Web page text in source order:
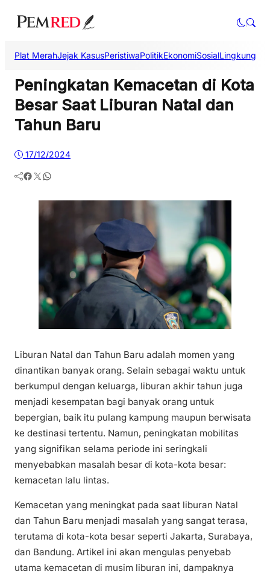
Plat MerahJejak KasusPeristiwaPolitikEkonomiSosialLingkungan
Peningkatan Kemacetan di Kota
Besar Saat Liburan Natal dan
Tahun Baru
17/12/2024
Facebook Twitter WhatsApp
Liburan Natal dan Tahun Baru adalah momen yang
dinantikan banyak orang. Selain sebagai waktu untuk
berkumpul dengan keluarga, liburan akhir tahun juga
menjadi kesempatan bagi banyak orang untuk
bepergian, baik itu pulang kampung maupun berwisata
ke destinasi tertentu. Namun, peningkatan mobilitas
yang signifikan selama periode ini seringkali
menyebabkan masalah besar di kota-kota besar:
kemacetan lalu lintas.
Kemacetan yang meningkat pada saat liburan Natal
dan Tahun Baru menjadi masalah yang sangat terasa,
terutama di kota-kota besar seperti Jakarta, Surabaya,
dan Bandung. Artikel ini akan mengulas penyebab
utama kemacetan di musim liburan ini, dampaknya